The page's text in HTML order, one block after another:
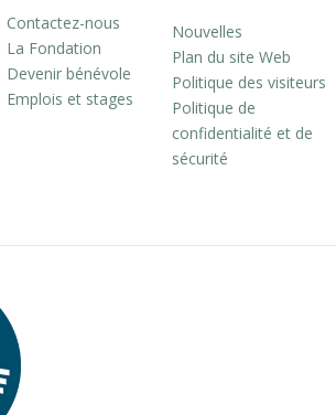
Contactez-nous
La Fondation
Devenir bénévole
Emplois et stages
Nouvelles
Plan du site Web
Politique des visiteurs
Politique de
confidentialité et de
sécurité